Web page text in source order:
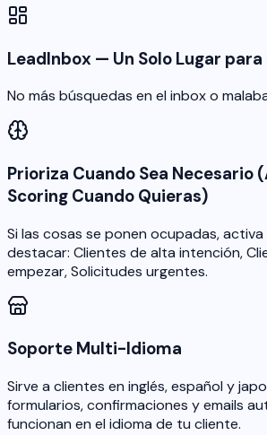
LeadInbox — Un Solo Lugar
No más búsquedas en el inbox o
Prioriza Cuando Sea Necesario
Scoring Cuando Quieras)
Si las cosas se ponen ocupadas,
destacar: Clientes de alta intención,
empezar, Solicitudes urgentes.
Soporte Multi-Idioma
Sirve a clientes en inglés, español y
formularios, confirmaciones y emails
funcionan en el idioma de tu cliente.